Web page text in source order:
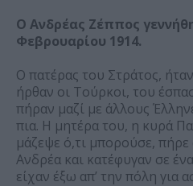
Ο Ανδρέας Ζέππος
Φεβρουαρίου 1914.
Ο πατέρας του Στράτος,
ήρθαν οι Τούρκοι, του
πήραν μαζί με άλλους
πια. Η μητέρα του, η κυρά
μάζεψε ό,τι μπορούσε, πήρε
Ανδρέα και κατέφυγαν σε
είχαν έξω απ’ την πόλη για